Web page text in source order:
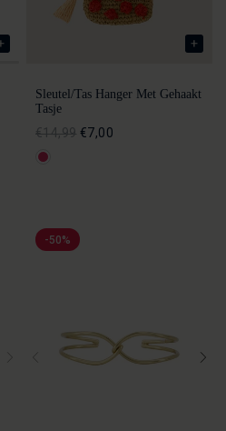
Sleutel/tas Hanger Met Gehaakt
Tasje
€14,99 €7,00
-50%